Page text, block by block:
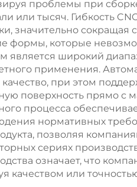
проблемы при
или тысяч. Гибкость
значительно сокращая
формы, которые
широкий
применения.
при этом
поверхность прямо
процесса
нормативных
позволяя
сериях
означает, что
качеством или